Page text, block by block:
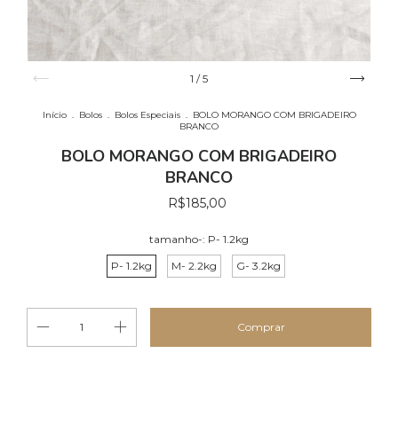
1 /5
Início . Bolos . Bolos Especiais . BOLO MORANGO COM BRIGADEIRO
BRANCO
BOLO MORANGO COM BRIGADEIRO
BRANCO
R$185,00
tamanho-: P- 1.2kg
P- 1.2kg
M- 2.2kg G- 3.2kg